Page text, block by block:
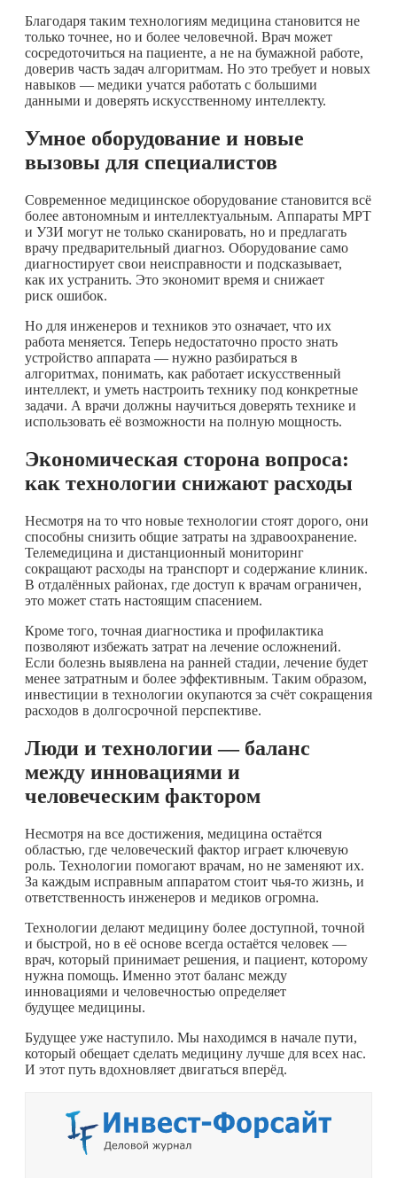
Благодаря таким технологиям медицина становится не
только точнее, но и более человечной. Врач может
сосредоточиться на пациенте, а не на бумажной работе,
доверив часть задач алгоритмам. Но это требует и новых
навыков — медики учатся работать с большими
данными и доверять искусственному интеллекту.
Умное оборудование и новые
вызовы для специалистов
Современное медицинское оборудование становится всё
более автономным и интеллектуальным. Аппараты МРТ
и УЗИ могут не только сканировать, но и предлагать
врачу предварительный диагноз. Оборудование само
диагностирует свои неисправности и подсказывает,
как их устранить. Это экономит время и снижает
риск ошибок.
Но для инженеров и техников это означает, что их
работа меняется. Теперь недостаточно просто знать
устройство аппарата — нужно разбираться в
алгоритмах, понимать, как работает искусственный
интеллект, и уметь настроить технику под конкретные
задачи. А врачи должны научиться доверять технике и
использовать её возможности на полную мощность.
Экономическая сторона вопроса:
как технологии снижают расходы
Несмотря на то что новые технологии стоят дорого, они
способны снизить общие затраты на здравоохранение.
Телемедицина и дистанционный мониторинг
сокращают расходы на транспорт и содержание клиник.
В отдалённых районах, где доступ к врачам ограничен,
это может стать настоящим спасением.
Кроме того, точная диагностика и профилактика
позволяют избежать затрат на лечение осложнений.
Если болезнь выявлена на ранней стадии, лечение будет
менее затратным и более эффективным. Таким образом,
инвестиции в технологии окупаются за счёт сокращения
расходов в долгосрочной перспективе.
Люди и технологии — баланс
между инновациями и
человеческим фактором
Несмотря на все достижения, медицина остаётся
областью, где человеческий фактор играет ключевую
роль. Технологии помогают врачам, но не заменяют их.
За каждым исправным аппаратом стоит чья-то жизнь, и
ответственность инженеров и медиков огромна.
Технологии делают медицину более доступной, точной
и быстрой, но в её основе всегда остаётся человек —
врач, который принимает решения, и пациент, которому
нужна помощь. Именно этот баланс между
инновациями и человечностью определяет
будущее медицины.
Будущее уже наступило. Мы находимся в начале пути,
который обещает сделать медицину лучше для всех нас.
И этот путь вдохновляет двигаться вперёд.